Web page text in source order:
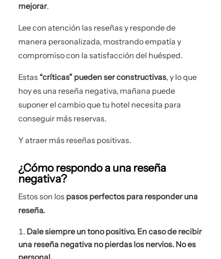
mejorar.
Lee con atención las reseñas y responde de
manera personalizada, mostrando empatía y
compromiso con la satisfacción del huésped.
Estas “críticas” pueden ser constructivas, y lo que
hoy es una reseña negativa, mañana puede
suponer el cambio que tu hotel necesita para
conseguir más reservas.
Y atraer más reseñas positivas.
¿Cómo respondo a una reseña
negativa?
Estos son los pasos perfectos para responder una
reseña.
Dale siempre un tono positivo. En caso de recibir
una reseña negativa no pierdas los nervios. No es
personal.